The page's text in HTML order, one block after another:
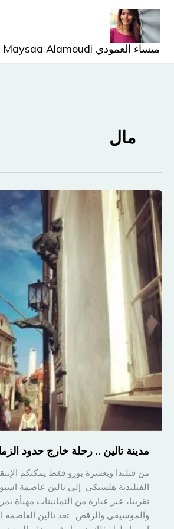
تخطي
المحتوى
ميساء العمودي Maysaa Alamoudi
مال
مدينة تالين .. رحلة خارج حدود
من فنلندا وبعشرة يورو فقط يمكنكم
تقريبا، عبر عبارة من الثمانينات مهيأة
والموسيقى والرقص. تعد تالين العاصمة